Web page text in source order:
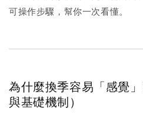
可操作步驟，幫你一次看懂。
為什麼換季容易「感覺
與基礎機制）